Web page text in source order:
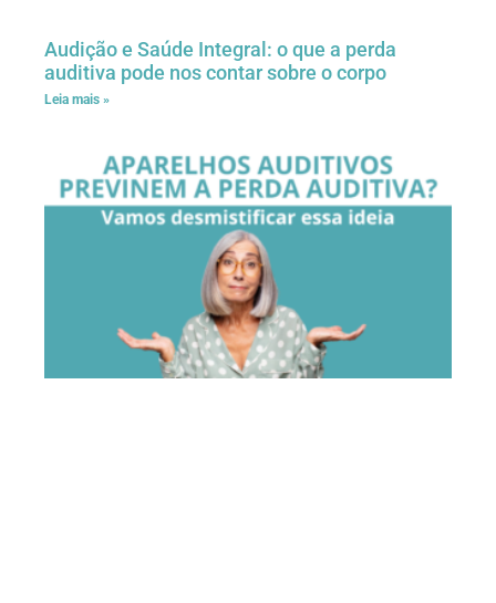
Audição e Saúde Integral: o que a perda
auditiva pode nos contar sobre o corpo
Leia mais »